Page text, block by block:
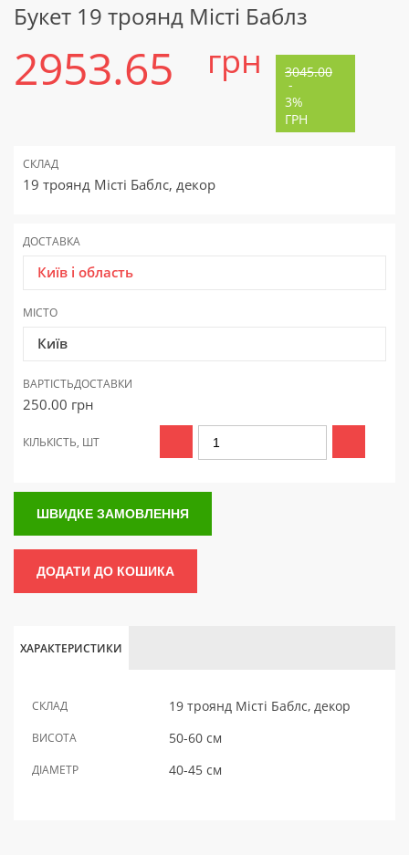
Букет 19 троянд Місті Баблз
2953.65 грн 3045.00
-
3%
ГРН
СКЛАД
19 троянд Місті Баблс, декор
ДОСТАВКА
Київ і область
МІСТО
Київ
ВАРТІСТЬДОСТАВКИ
250.00 грн
КІЛЬКІСТЬ, ШТ
ШВИДКЕ ЗАМОВЛЕННЯ
ДОДАТИ ДО КОШИКА
ХАРАКТЕРИСТИКИ
СКЛАД 19 троянд Місті Баблс, декор
ВИСОТА 50-60 см
ДІАМЕТР 40-45 см